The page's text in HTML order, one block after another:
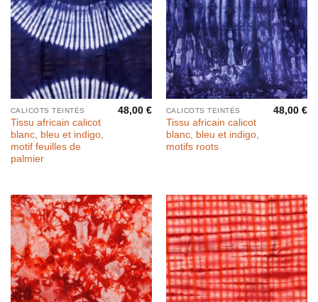
CALICOTS TEINTÉS
Tissu africain calicot
blanc, bleu et indigo,
motif feuilles de
palmier
48,00€ CALICOTS TEINTÉS
Tissu africain calicot
blanc, bleu et indigo,
motifs roots
48,00€